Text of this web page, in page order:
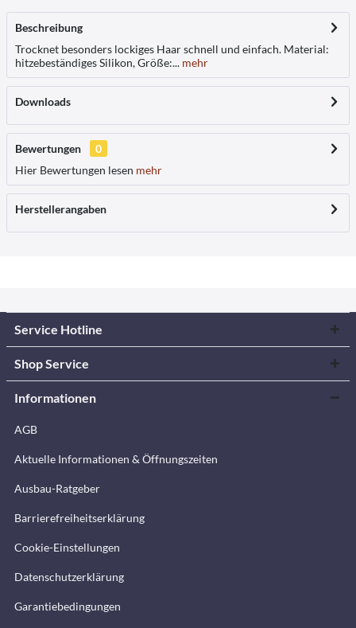
Beschreibung
Trocknet besonders lockiges Haar schnell und einfach. Material:
hitzebeständiges Silikon, Größe:... mehr
Downloads
Bewertungen
0
Hier Bewertungen lesen mehr
Herstellerangaben
Service Hotline
Shop Service
Informationen
AGB
Aktuelle Informationen & Öffnungszeiten
Ausbau-Ratgeber
Barrierefreiheitserklärung
Cookie-Einstellungen
Datenschutzerklärung
Garantiebedingungen